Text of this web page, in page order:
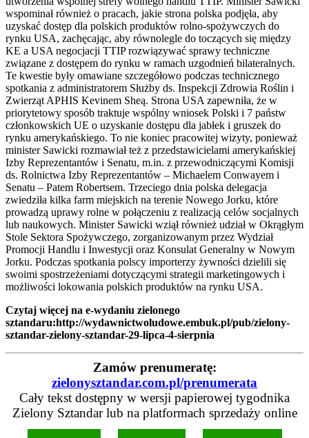
wspominał również o pracach, jakie strona polska podjęła, aby
uzyskać dostęp dla polskich produktów rolno-spożywczych do
rynku USA, zachęcając, aby równolegle do toczących się między
KE a USA negocjacji TTIP rozwiązywać sprawy techniczne
związane z dostępem do rynku w ramach uzgodnień bilateralnych.
Te kwestie były omawiane szczegółowo podczas technicznego
spotkania z administratorem Służby ds. Inspekcji Zdrowia Roślin i
Zwierząt APHIS Kevinem Sheą. Strona USA zapewniła, że w
priorytetowy sposób traktuje wspólny wniosek Polski i 7 państw
członkowskich UE o uzyskanie dostępu dla jabłek i gruszek do
rynku amerykańskiego. To nie koniec pracowitej wizyty, ponieważ
minister Sawicki rozmawiał też z przedstawicielami amerykańskiej
Izby Reprezentantów i Senatu, m.in. z przewodniczącymi Komisji
ds. Rolnictwa Izby Reprezentantów – Michaelem Conwayem i
Senatu – Patem Robertsem. Trzeciego dnia polska delegacja
zwiedziła kilka farm miejskich na terenie Nowego Jorku, które
prowadzą uprawy rolne w połączeniu z realizacją celów socjalnych
lub naukowych. Minister Sawicki wziął również udział w Okrągłym
Stole Sektora Spożywczego, zorganizowanym przez Wydział
Promocji Handlu i Inwestycji oraz Konsulat Generalny w Nowym
Jorku. Podczas spotkania polscy importerzy żywności dzielili się
swoimi spostrzeżeniami dotyczącymi strategii marketingowych i
możliwości lokowania polskich produktów na rynku USA.
Czytaj więcej na e-wydaniu zielonego
sztandaru:http://wydawnictwoludowe.embuk.pl/pub/zielony-
sztandar-zielony-sztandar-29-lipca-4-sierpnia
Zamów prenumeratę:
zielonysztandar.com.pl/prenumerata
Cały tekst dostępny w wersji papierowej tygodnika
Zielony Sztandar lub na platformach sprzedaży online